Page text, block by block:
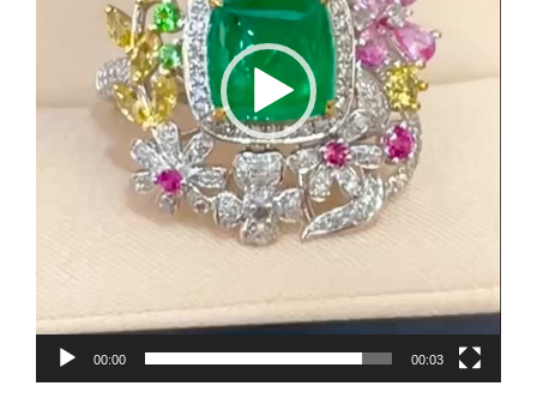
00:00 00:03